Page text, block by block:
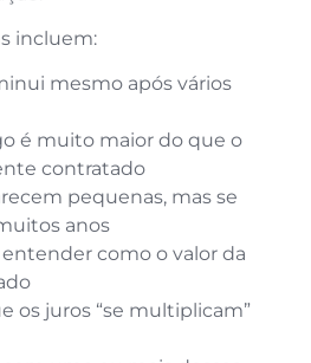
incluem:
mesmo após vários
é muito maior do que o
contratado
pequenas, mas se
anos
como o valor da
os juros “se multiplicam”